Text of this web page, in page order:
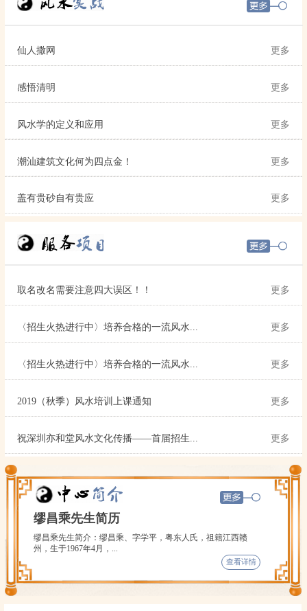
仙人撒网 更多
感悟清明 更多
风水学的定义和应用 更多
潮汕建筑文化何为四点金！ 更多
盖有贵砂自有贵应 更多
取名改名需要注意四大误区！！ 更多
〈招生火热进行中〉培养合格的一流风水... 更多
〈招生火热进行中〉培养合格的一流风水... 更多
2019（秋季）风水培训上课通知 更多
祝深圳亦和堂风水文化传播——首届招生... 更多
缪昌乘先生简历
缪昌乘先生简介：缪昌乘、字学平，粤东人氏，祖籍江西赣
州，生于1967年4月，...
查看详情